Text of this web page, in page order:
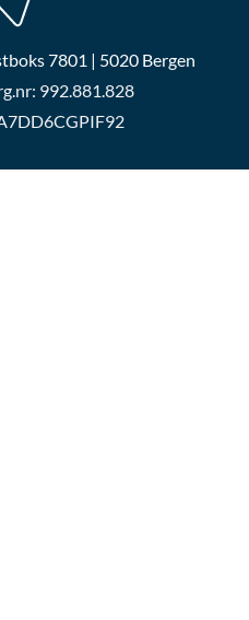
7801 | 5020 Bergen
992.881.828